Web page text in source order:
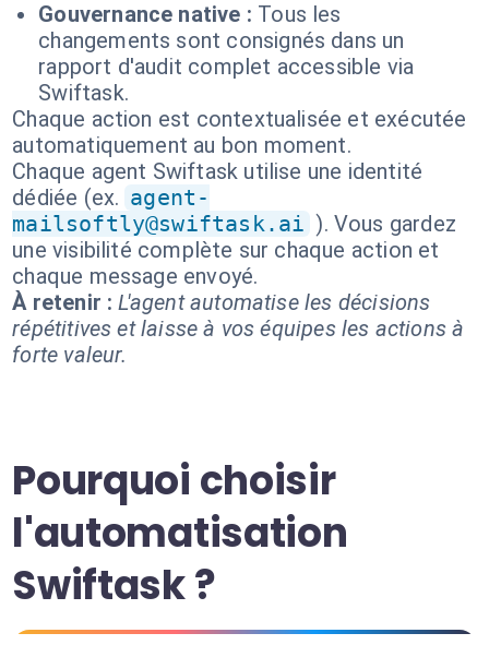
Gouvernance native : Tous les
changements sont consignés dans un
rapport d'audit complet accessible via
Swiftask.
Chaque action est contextualisée et exécutée
automatiquement au bon moment.
Chaque agent Swiftask utilise une identité
dédiée (ex. agent-
mailsoftly@swiftask.ai ). Vous gardez
une visibilité complète sur chaque action et
chaque message envoyé.
À retenir : L'agent automatise les décisions
répétitives et laisse à vos équipes les actions à
forte valeur.
Pourquoi choisir
l'automatisation
Swiftask ?